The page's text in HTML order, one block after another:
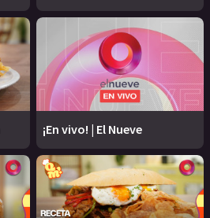
¡En vivo! | El Nueve